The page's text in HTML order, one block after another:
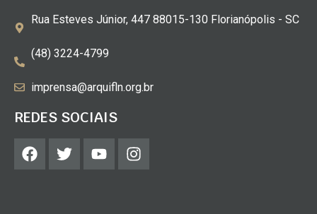
Rua Esteves Júnior, 447 88015-130 Florianópolis - SC
(48) 3224-4799
imprensa@arquifln.org.br
REDES SOCIAIS